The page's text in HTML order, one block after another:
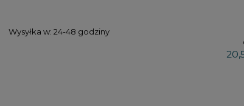
Wysyłka w: 24-48 godziny